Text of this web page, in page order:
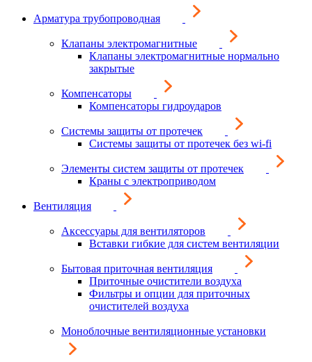
Арматура трубопроводная
Клапаны электромагнитные
Клапаны электромагнитные нормально
закрытые
Компенсаторы
Компенсаторы гидроударов
Системы защиты от протечек
Системы защиты от протечек без wi-fi
Элементы систем защиты от протечек
Краны с электроприводом
Вентиляция
Аксессуары для вентиляторов
Вставки гибкие для систем вентиляции
Бытовая приточная вентиляция
Приточные очистители воздуха
Фильтры и опции для приточных
очистителей воздуха
Моноблочные вентиляционные установки